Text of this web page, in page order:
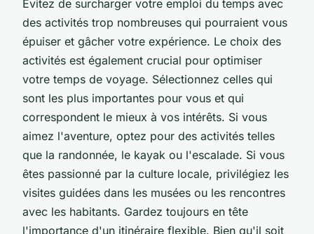
Évitez de surcharger votre emploi du temps avec
des activités trop nombreuses qui pourraient vous
épuiser et gâcher votre expérience. Le choix des
activités est également crucial pour optimiser
votre temps de voyage. Sélectionnez celles qui
sont les plus importantes pour vous et qui
correspondent le mieux à vos intérêts. Si vous
aimez l'aventure, optez pour des activités telles
que la randonnée, le kayak ou l'escalade. Si vous
êtes passionné par la culture locale, privilégiez les
visites guidées dans les musées ou les rencontres
avec les habitants. Gardez toujours en tête
l'importance d'un itinéraire flexible. Bien qu'il soit